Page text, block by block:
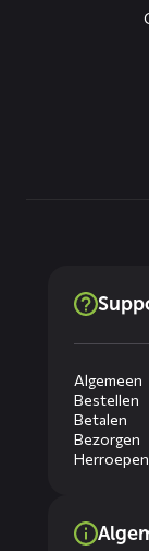
Algemeen
Bestellen
Betalen
Bezorgen